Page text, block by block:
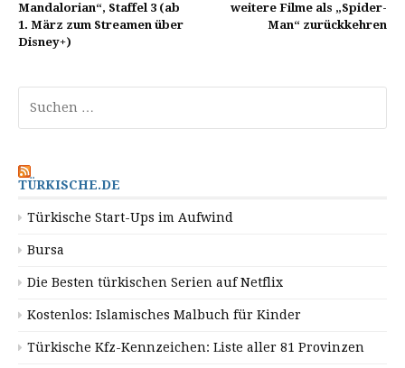
Mandalorian“, Staffel 3 (ab
1. März zum Streamen über
Disney+)
weitere Filme als „Spider-
Man“ zurückkehren
nach:
TÜRKISCHE.DE
Türkische Start-Ups im Aufwind
Bursa
Die Besten türkischen Serien auf Netflix
Kostenlos: Islamisches Malbuch für Kinder
Türkische Kfz-Kennzeichen: Liste aller 81 Provinzen